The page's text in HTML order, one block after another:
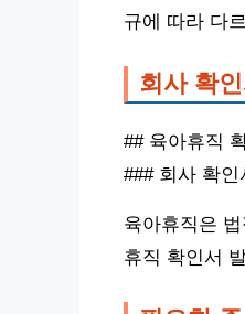
규에 따라 다
회사 확
## 육아휴직
### 회사 확
육아휴직은
휴직 확인서